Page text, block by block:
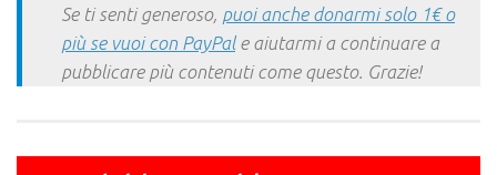
Se ti senti generoso, puoi anche donarmi solo 1€ o
più se vuoi con PayPale aiutarmi a continuare a
pubblicare più contenuti come questo. Grazie!